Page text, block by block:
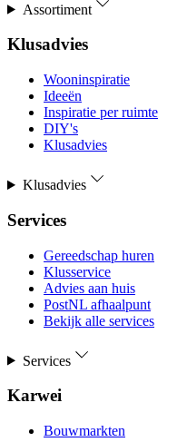
Assortiment
Klusadvies
Wooninspiratie
Ideeën
Inspiratie per ruimte
DIY's
Klusadvies
Klusadvies
Services
Gereedschap huren
Klusservice
Advies aan huis
PostNL afhaalpunt
Bekijk alle services
Services
Karwei
Bouwmarkten